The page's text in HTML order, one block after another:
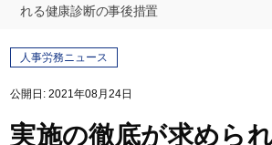
れる健康診断の事後措置
人事労務ニュース
公開日:2021年08月24日
実施の徹底が求めら